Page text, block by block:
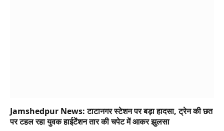
Jamshedpur News: टाटानगर स्टेशन पर बड़ा हादसा, ट्रेन की छत
पर टहल रहा युवक हाईटेंशन तार की चपेट में आकर झुलसा